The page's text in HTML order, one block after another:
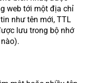
web tới một địa chỉ
như tên mới, TTL
lưu trong bộ nhớ